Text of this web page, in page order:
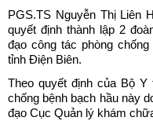
PGS.TS Nguyễn Thị
quyết định thành lập 2
đạo công tác phòng
tỉnh Điện Biên.
Theo quyết định của Bộ
chống bệnh bạch hầu này
đạo Cục Quản lý khám